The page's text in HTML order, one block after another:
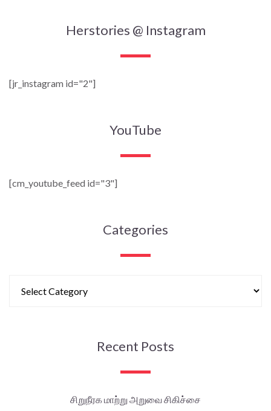
Herstories @ Instagram
[jr_instagram id="2"]
YouTube
[cm_youtube_feed id="3"]
Categories
Recent Posts
சிறுநீரக மாற்று அறுவை சிகிச்சை